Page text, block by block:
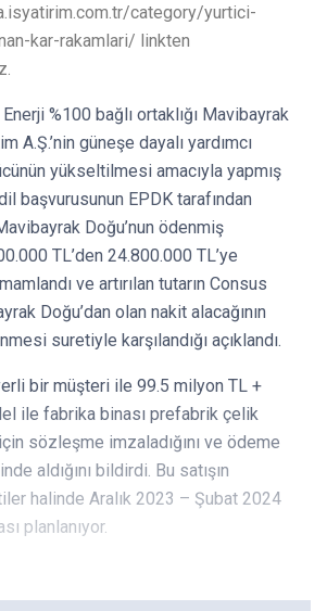
category/yurtici-
kar-rakamlari/ linkten
%100 bağlı ortaklığı Mavibayrak
A.Ş.’nin güneşe dayalı yardımcı
yükseltilmesi amacıyla yapmış
başvurusunun EPDK tarafından
Doğu’nun ödenmiş
TL’den 24.800.000 TL’ye
ve artırılan tutarın Consus
Doğu’dan olan nakit alacağının
suretiyle karşılandığı açıklandı.
bir müşteri ile 99.5 milyon TL +
ile fabrika binası prefabrik çelik
sözleşme imzaladığını ve ödeme
aldığını bildirdi. Bu satışın
halinde Aralık 2023 – Şubat 2024
planlanıyor.